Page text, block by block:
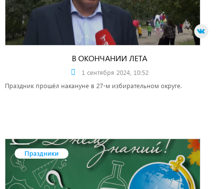
В ОКОНЧАНИИ ЛЕТА
1 сентября 2024, 10:52
Праздник прошёл накануне в 27-м избирательном округе.
Праздники